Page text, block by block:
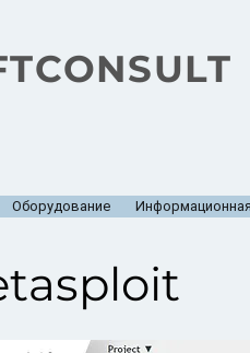
Оборудование